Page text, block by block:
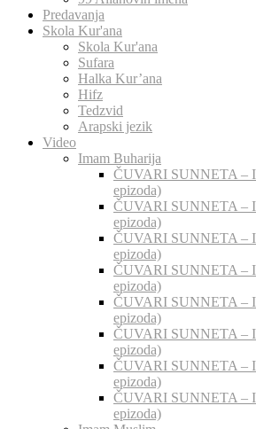
Predavanja
Skola Kur'ana
Skola Kur'ana
Sufara
Halka Kur’ana
Hifz
Tedzvid
Arapski jezik
Video
Imam Buharija
ČUVARI SUNNETA –
epizoda)
ČUVARI SUNNETA –
epizoda)
ČUVARI SUNNETA –
epizoda)
ČUVARI SUNNETA –
epizoda)
ČUVARI SUNNETA –
epizoda)
ČUVARI SUNNETA –
epizoda)
ČUVARI SUNNETA –
epizoda)
ČUVARI SUNNETA –
epizoda)